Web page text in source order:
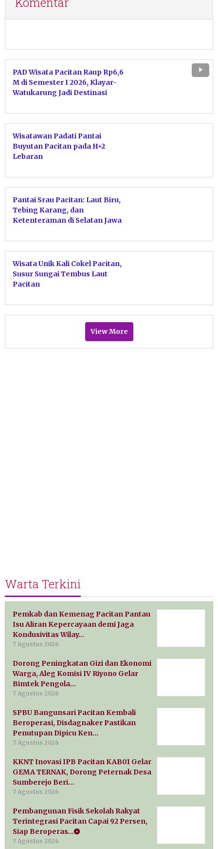
PAD Wisata Pacitan Raup Rp6,6
M di Semester I 2026, Klayar-
Watukarung Jadi Destinasi
Wisatawan Padati Pantai
Buyutan Pacitan pada H+2
Lebaran
Pantai Srau Pacitan: Laut Biru,
Tebing Karang, dan
Ketenteraman di Selatan Jawa
Wisata Unik Kali Cokel Pacitan,
Susur Sungai Tembus Laut
Pacitan
View More
Warta Terkini
Pemkab dan Kemenag Pacitan Pantau
Isu Aliran Kepercayaan demi Jaga
Kondusivitas Wilay…
7 Agustus 2026
Dorong Peningkatan Gizi dan Ekonomi
Warga, Aleg Komisi IV Riyono Gelar
Bimtek Pengola…
7 Agustus 2026
SPBU Bangunsari Pacitan Kembali
Beroperasi, Disdagnaker Pastikan
Penutupan Dipicu Ken…
7 Agustus 2026
KKNT Inovasi IPB Pacitan KAB01 Gelar
GEMA TERNAK, Dorong Peternak Desa
Sumberejo Beri…
7 Agustus 2026
Pembangunan Fisik Sekolah Rakyat
Terintegrasi Pacitan Capai 92 Persen,
Siap Beroperas…
7 Agustus 2026